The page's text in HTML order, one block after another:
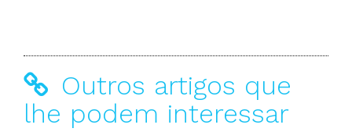
Outros artigos que
lhe podem interessar